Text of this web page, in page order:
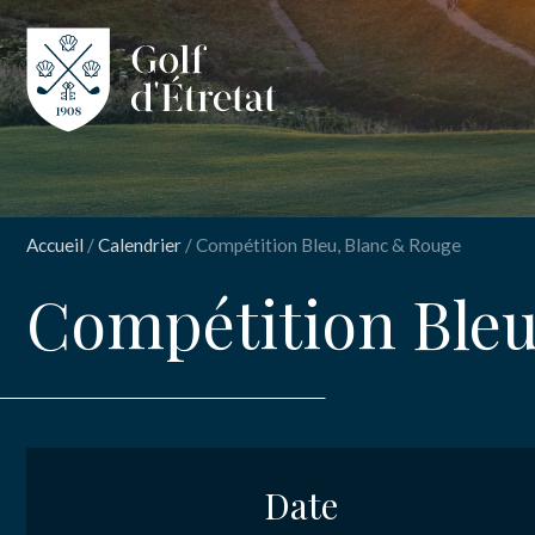
Accueil /Calendrier /Compétition Bleu, Blanc & Rouge
Compétition
Date
CLUB
CLUB
PARCOURS
NOS TARIFS